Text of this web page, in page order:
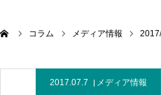
コラム メディア情報
2017.07.7 メディア情報